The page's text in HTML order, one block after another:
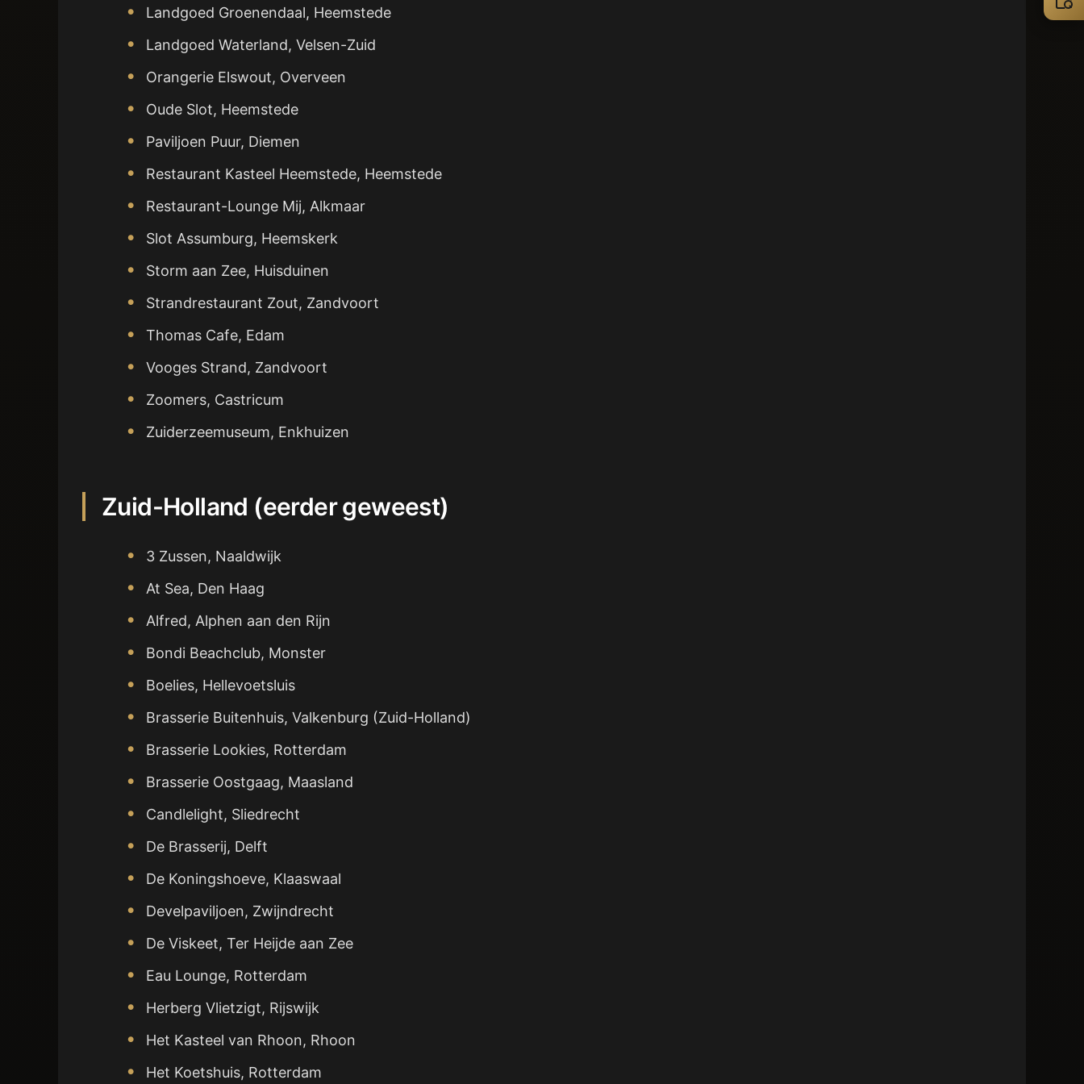
Landgoed Groenendaal, Heemstede
Landgoed Waterland, Velsen-Zuid
Orangerie Elswout, Overveen
Oude Slot, Heemstede
Paviljoen Puur, Diemen
Restaurant Kasteel Heemstede, Heemstede
Restaurant-Lounge Mij, Alkmaar
Slot Assumburg, Heemskerk
Storm aan Zee, Huisduinen
Strandrestaurant Zout, Zandvoort
Thomas Cafe, Edam
Vooges Strand, Zandvoort
Zoomers, Castricum
Zuiderzeemuseum, Enkhuizen
Zuid-Holland (eerder geweest)
3 Zussen, Naaldwijk
At Sea, Den Haag
Alfred, Alphen aan den Rijn
Bondi Beachclub, Monster
Boelies, Hellevoetsluis
Brasserie Buitenhuis, Valkenburg (Zuid-Holland)
Brasserie Lookies, Rotterdam
Brasserie Oostgaag, Maasland
Candlelight, Sliedrecht
De Brasserij, Delft
De Koningshoeve, Klaaswaal
Develpaviljoen, Zwijndrecht
De Viskeet, Ter Heijde aan Zee
Eau Lounge, Rotterdam
Herberg Vlietzigt, Rijswijk
Het Kasteel van Rhoon, Rhoon
Het Koetshuis, Rotterdam